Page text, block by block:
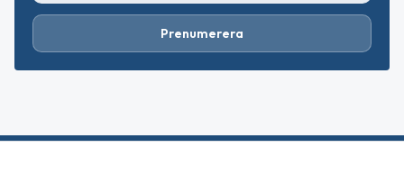
Prenumerera